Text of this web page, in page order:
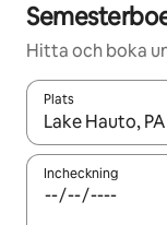
Hitta och boka
Plats
När resultaten
Incheckning